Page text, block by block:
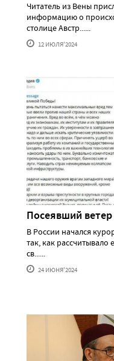
Читатель из Вены
информацию о
столице Австр......
12 ИЮЛЯ'2024
Посеявший
В России начался
так, как рассчитывало
св......
24 ИЮНЯ'2024